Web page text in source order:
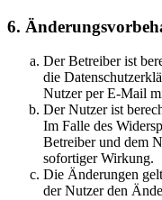
6.
Der Betreiber ist
die
Nutzer per E-Mail
Der Nutzer ist
Im Falle des
Betreiber und dem
sofortiger Wirkung.
Die Änderungen
der Nutzer den